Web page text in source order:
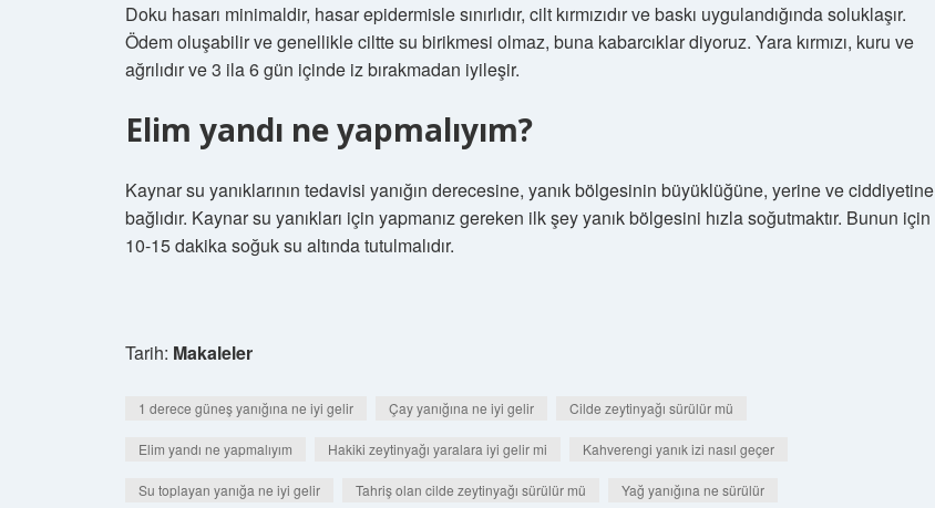
Doku hasarı minimaldir, hasar epidermisle sınırlıdır, cilt kırmızıdır ve baskı uygulandığında soluklaşır.
Ödem oluşabilir ve genellikle ciltte su birikmesi olmaz, buna kabarcıklar diyoruz. Yara kırmızı, kuru ve
ağrılıdır ve 3 ila 6 gün içinde iz bırakmadan iyileşir.
Elim yandı ne yapmalıyım?
Kaynar su yanıklarının tedavisi yanığın derecesine, yanık bölgesinin büyüklüğüne, yerine ve ciddiyetine
bağlıdır. Kaynar su yanıkları için yapmanız gereken ilk şey yanık bölgesini hızla soğutmaktır. Bunun için
10-15 dakika soğuk su altında tutulmalıdır.
Tarih: Makaleler
1 derece güneş yanığına ne iyi gelir Çay yanığına ne iyi gelir Cilde zeytinyağı sürülür mü
Elim yandı ne yapmalıyım Hakiki zeytinyağı yaralara iyi gelir mi Kahverengi yanık izi nasıl geçer
Su toplayan yanığa ne iyi gelir Tahriş olan cilde zeytinyağı sürülür mü Yağ yanığına ne sürülür